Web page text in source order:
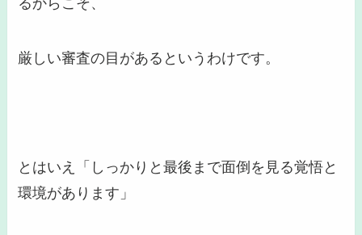
厳しい審査の目があるというわけです。
とはいえ「 しっかりと最後まで面倒を見る覚悟と
環境があります 」